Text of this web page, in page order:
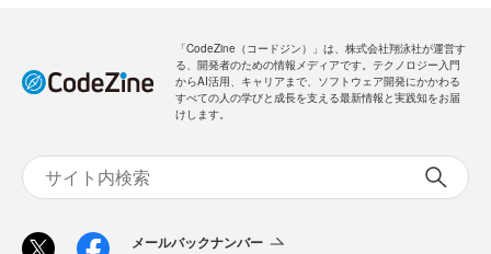
「CodeZine（コードジン）」は、株式会社翔泳社が運営す
る、開発者のための情報メディアです。テクノロジー入門
からAI活用、キャリアまで、ソフトウェア開発にかかわる
すべての人の学びと成長を支える最新情報と実践知をお届
けします。
メールバックナンバー